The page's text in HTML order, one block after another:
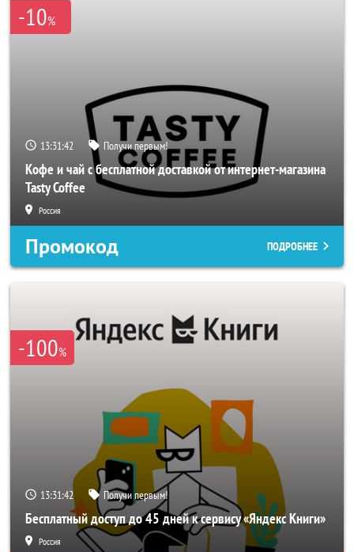
-10%
13:31:40 Получи первым!
Кофе и чай с бесплатной доставкой от интернет-магазина
Tasty Coffee
Россия
Промокод ПОДРОБНЕЕ
-100%
13:31:40 Получи первым!
Бесплатный доступ до 45 дней к сервису «Яндекс Книги»
Россия